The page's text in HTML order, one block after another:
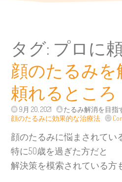
タグ: プロに
顔のたるみを
頼れるところ
9月 20, 2021 たるみ解消を目指
顔のたるみに効果的な治療法
顔のたるみに悩まされてい
特に50歳を過ぎた方だと
解決策を模索されている方